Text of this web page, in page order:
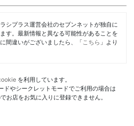
シプラス運営会社のセブンネットが独自に
す。最新情報と異なる可能性があることを
間違いがございましたら、「 こちら 」より
を利用しています。
ドやシークレットモードでご利用の場合は
お店をお気に入りに登録できません。